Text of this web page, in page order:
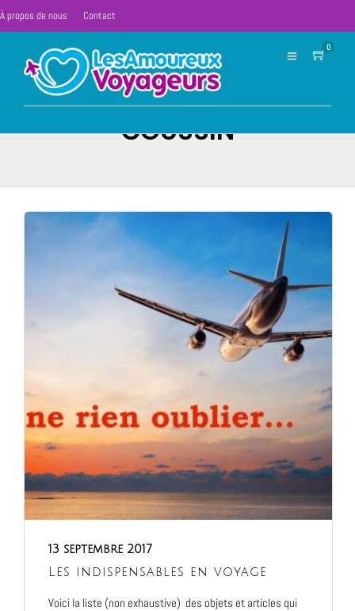
À propos de nous Contact
0
COUSSIN
13 septembre 2017
Les indispensables en voyage
Voici la liste (non exhaustive) des objets et articles qui